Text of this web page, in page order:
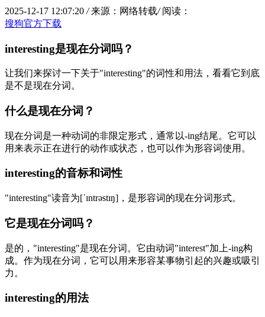
2025-12-17 12:07:20 / 来源：网络转载/ 阅读：
搜狗官方下载
interesting是现在分词吗？
让我们来探讨一下关于"interesting"的词性和用法，看看它到底
是不是现在分词。
什么是现在分词？
现在分词是一种动词的非限定形式，通常以-ing结尾。它可以
用来表示正在进行的动作或状态，也可以作为形容词使用。
interesting的音标和词性
"interesting"读音为[ˈɪntrəstɪŋ]，是形容词的现在分词形式。
它是现在分词吗？
是的，"interesting"是现在分词。它由动词"interest"加上-ing构
成。作为现在分词，它可以用来形容某事物引起的兴趣或吸引
力。
interesting的用法